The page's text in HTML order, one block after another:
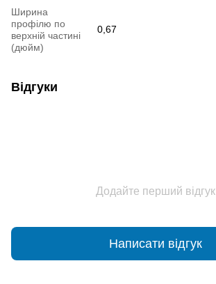
Ширина
профілю по
верхній частині
(дюйм)
0,67
Відгуки
Додайте перший відгук
Написати відгук